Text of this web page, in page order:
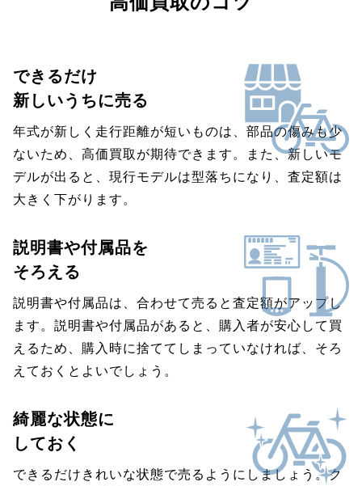
できるだけ
新しいうちに売る
年式が新しく走行距離が短いものは、部品の傷みも少
ないため、高価買取が期待できます。また、新しいモ
デルが出ると、現行モデルは型落ちになり、査定額は
大きく下がります。
説明書や付属品を
そろえる
説明書や付属品は、合わせて売ると査定額がアップし
ます。説明書や付属品があると、購入者が安心して買
えるため、購入時に捨ててしまっていなければ、そろ
えておくとよいでしょう。
綺麗な状態に
しておく
できるだけきれいな状態で売るようにしましょう。ク